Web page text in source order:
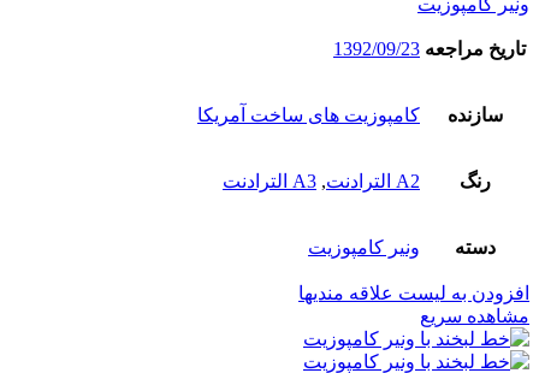
ونیر کامپوزیت
تاریخ مراجعه 1392/09/23
سازنده کامپوزیت های ساخت آمریکا
رنگ A2 الترادنت , A3 الترادنت
دسته ونیر کامپوزیت
افزودن به لیست علاقه مندیها
مشاهده سریع